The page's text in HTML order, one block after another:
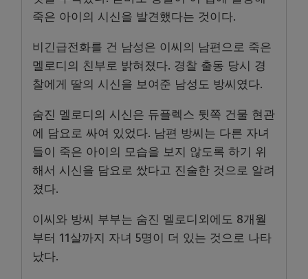
죽은 아이의 시신을 발견했다는 것이다.
비긴급전화를 건 남성은 이씨의 남편으로 죽은
멜로디의 친부로 밝혀졌다. 경찰 출동 당시 경
찰에게 딸의 시신을 보여준 남성도 방씨였다.
숨진 멜로디의 시신은 듀플렉스 뒷쪽 건물 현관
에 담요로 싸여 있었다. 남편 방씨는 다른 자녀
들이 죽은 아이의 모습을 보지 않도록 하기 위
해서 시신을 담요로 쌌다고 진술한 것으로 알려
졌다.
이씨와 방씨 부부는 숨진 멜로디외에도 8개월
부터 11살까지 자녀 5명이 더 있는 것으로 나타
났다.